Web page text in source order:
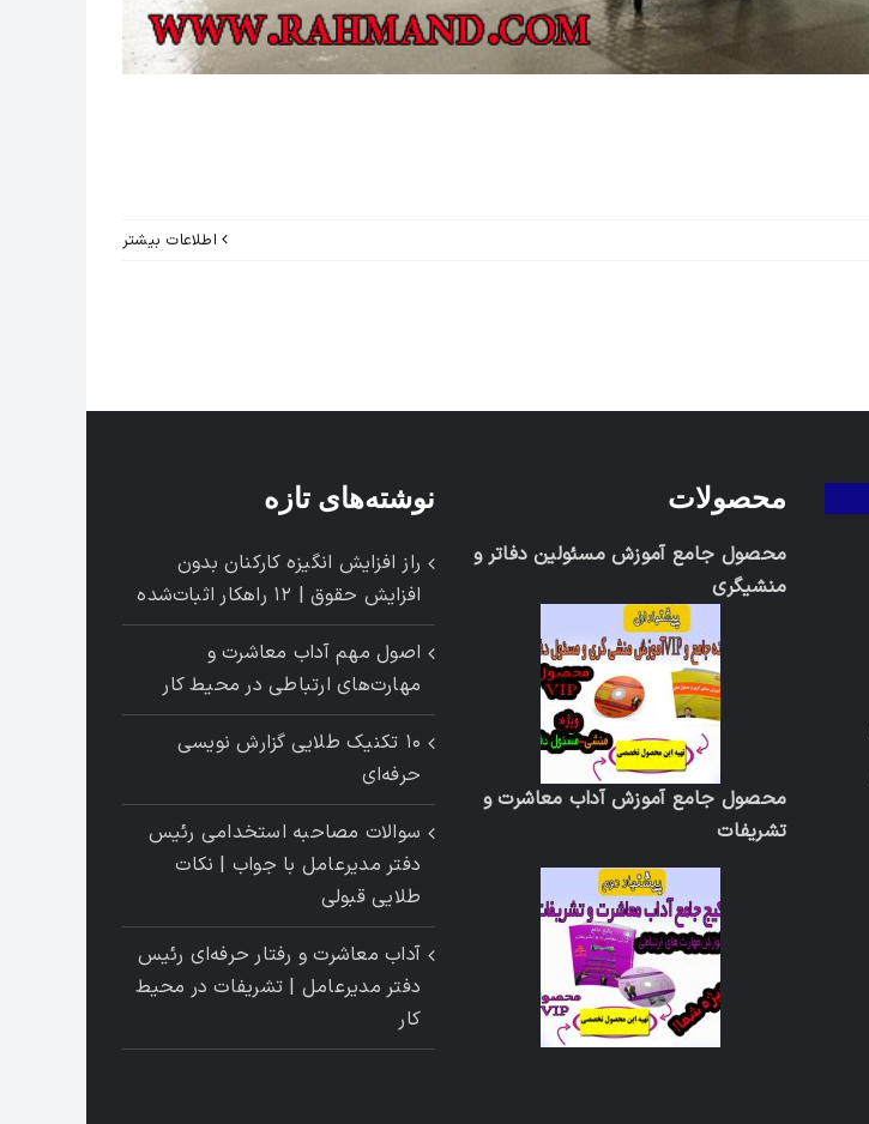
اطلاعات بیشتر
محصولات
محصول جامع آموزش مسئولین دفاتر و
منشیگری
محصول جامع آموزش آداب معاشرت و
تشریفات
نوشته‌های تازه
راز افزایش انگیزه کارکنان بدون
افزایش حقوق | ۱۲ راهکار اثبات‌شده
اصول مهم آداب معاشرت و
مهارت‌های ارتباطی در محیط کار
۱۰ تکنیک طلایی گزارش ‌نویسی
حرفه‌ای
سوالات مصاحبه استخدامی رئیس
دفتر مدیرعامل با جواب | نکات
طلایی قبولی
آداب معاشرت و رفتار حرفه‌ای رئیس
دفتر مدیرعامل | تشریفات در محیط
کار